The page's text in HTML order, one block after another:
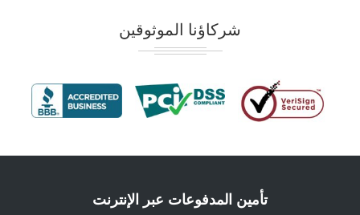
شركاؤنا الموثوقين
تأمين المدفوعات عبر الإنترنت